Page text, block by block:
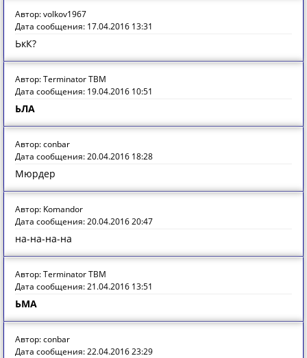
Автор: volkov1967
Дата сообщения: 17.04.2016 13:31
ЬкК?
Автор: Terminator TBM
Дата сообщения: 19.04.2016 10:51
ЬЛА
Автор: conbar
Дата сообщения: 20.04.2016 18:28
Мюрдер
Автор: Komandor
Дата сообщения: 20.04.2016 20:47
на-на-на-на
Автор: Terminator TBM
Дата сообщения: 21.04.2016 13:51
ЬМА
Автор: conbar
Дата сообщения: 22.04.2016 23:29